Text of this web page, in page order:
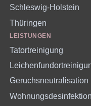
Schleswig-Holstein
Thüringen
LEISTUNGEN
Tatortreinigung
Geruchsneutralisation
Wohnungsdesinfektion